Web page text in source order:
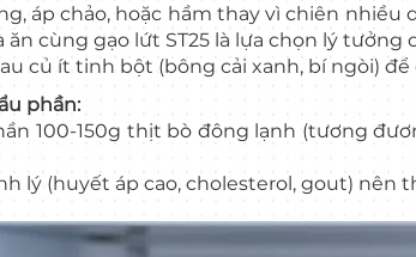
áp chảo, hoặc hầm thay vì chiên nhiều
ăn cùng gạo lứt ST25 là lựa chọn lý tưởng
củ ít tinh bột (bông cải xanh, bí ngòi)
phần:
100-150g thịt bò đông lạnh (tương
lý (huyết áp cao, cholesterol, gout) nên